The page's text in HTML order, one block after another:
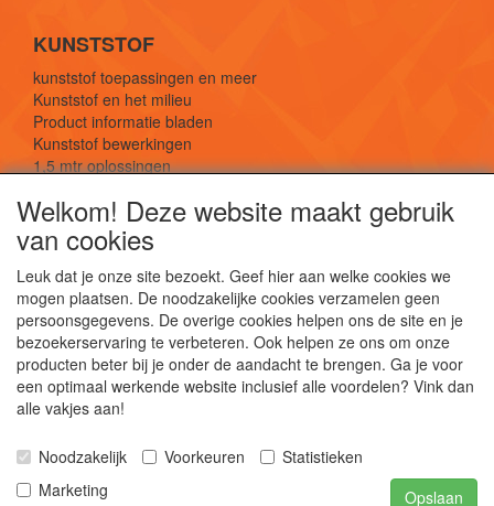
KUNSTSTOF
kunststof toepassingen en meer
Kunststof en het milieu
Product informatie bladen
Kunststof bewerkingen
1,5 mtr oplossingen
SOCIALE MEDIA
De webshop voor kunststof platen, folies, buizen
Kunststof bewerkingen, productontwerp en
duurzame oplossingen.
Welkom! Deze website maakt gebruik
van cookies
Leuk dat je onze site bezoekt. Geef hier aan welke cookies we
mogen plaatsen. De noodzakelijke cookies verzamelen geen
persoonsgegevens. De overige cookies helpen ons de site en je
bezoekerservaring te verbeteren. Ook helpen ze ons om onze
producten beter bij je onder de aandacht te brengen. Ga je voor
een optimaal werkende website inclusief alle voordelen? Vink dan
alle vakjes aan!
Noodzakelijk Voorkeuren
Statistieken
Marketing
Opslaan